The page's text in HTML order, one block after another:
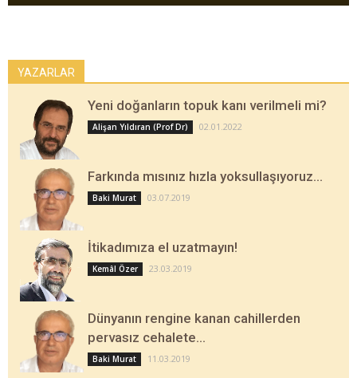
YAZARLAR
Yeni doğanların topuk kanı verilmeli mi?
Alişan Yıldıran (Prof Dr) 02.01.2022
Farkında mısınız hızla yoksullaşıyoruz…
Baki Murat 03.07.2019
İtikadımıza el uzatmayın!
Kemâl Özer 23.03.2019
Dünyanın rengine kanan cahillerden
pervasız cehalete…
Baki Murat 11.03.2019